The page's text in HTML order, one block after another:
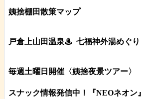
姨捨棚田散策マップ
戸倉上山田温泉♨ 七福神外湯めぐり
毎週土曜日開催〈姨捨夜景ツアー〉
スナック情報発信中！『NEOネオン』